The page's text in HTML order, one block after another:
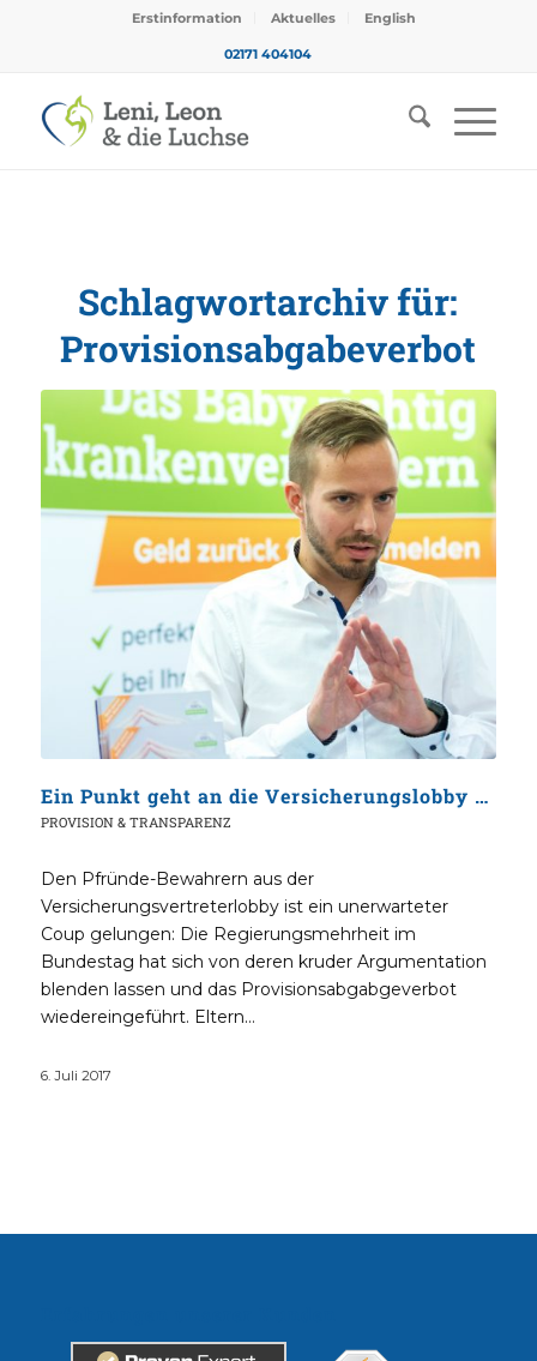
Erstinformation Aktuelles English
02171 404104
Schlagwortarchiv für:
Provisionsabgabeverbot
Ein Punkt geht an die Versicherungslobby aus der Steinzeit
PROVISION & TRANSPARENZ
Den Pfründe-Bewahrern aus der
Versicherungsvertreterlobby ist ein unerwarteter
Coup gelungen: Die Regierungsmehrheit im
Bundestag hat sich von deren kruder Argumentation
blenden lassen und das Provisionsabgabgeverbot
wiedereingeführt. Eltern…
6. Juli 2017